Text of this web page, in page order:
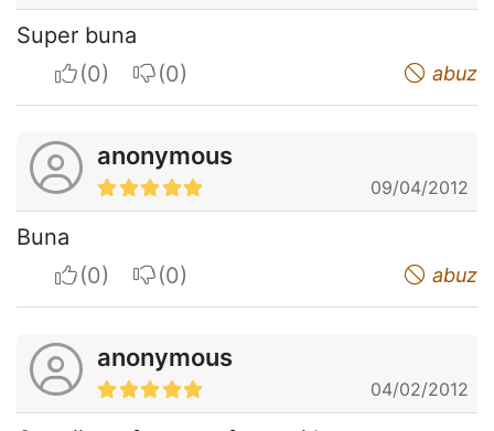
Super buna
I apreciateI do not appreciate abuz
anonymous
09/04/2012
Buna
I apreciateI do not appreciate abuz
anonymous
04/02/2012